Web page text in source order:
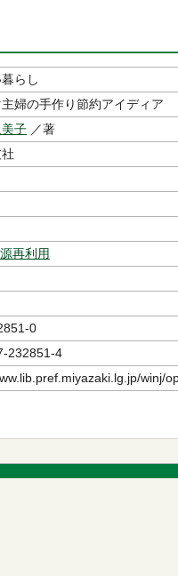
らし
婦の手作り節約アイディア
子 ／著
再利用
0
232851-4
winj/